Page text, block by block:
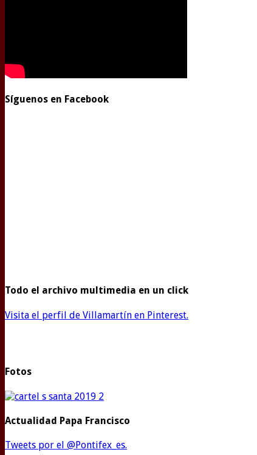
Síguenos en Facebook
Todo el archivo multimedia en un click
Visita el perfil de Villamartín en Pinterest.
Fotos
Actualidad Papa Francisco
Tweets por el @Pontifex_es.